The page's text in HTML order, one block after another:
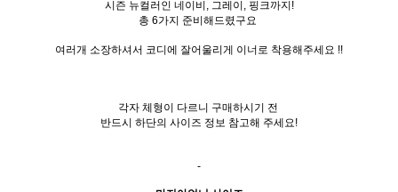
시즌 뉴컬러인 네이비, 그레이, 핑크까지!
총 6가지 준비해드렸구요
여러개 소장하셔서 코디에 잘어울리게 이너로 착용해주세요 !!
각자 체형이 다르니 구매하시기 전
반드시 하단의 사이즈 정보 참고해 주세요!
-